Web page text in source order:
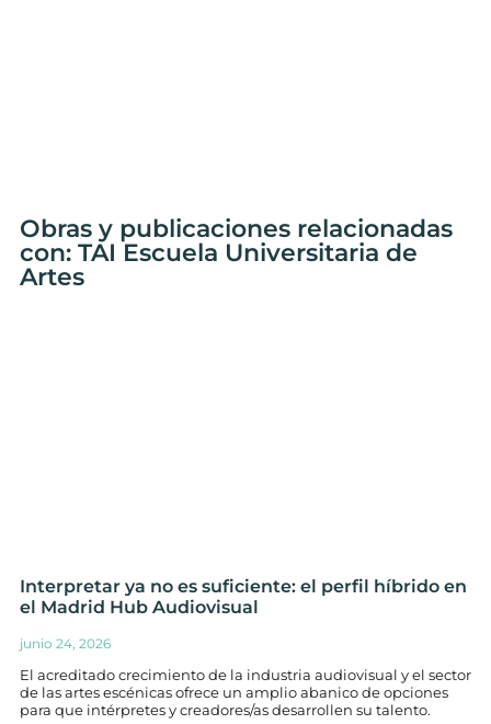
Obras y publicaciones relacionadas
con: TAI Escuela Universitaria de
Artes
Interpretar ya no es suficiente: el perfil híbrido en
el Madrid Hub Audiovisual
junio 24, 2026
El acreditado crecimiento de la industria audiovisual y el sector
de las artes escénicas ofrece un amplio abanico de opciones
para que intérpretes y creadores/as desarrollen su talento.